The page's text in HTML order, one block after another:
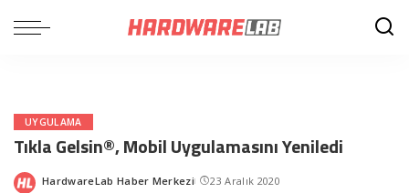
UYGULAMA
Tıkla Gelsin®, Mobil Uygulamasını Yeniledi
Posted
HardwareLab Haber Merkezi 23 Aralık 2020